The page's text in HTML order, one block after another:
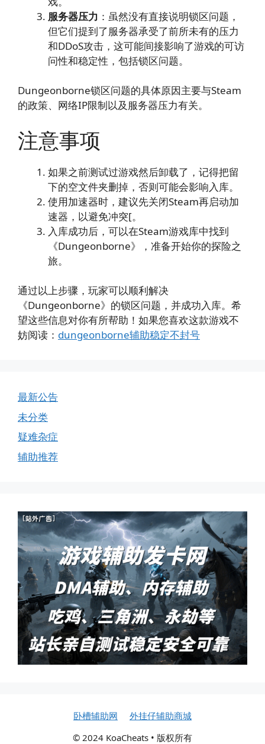
服务器压力 ：虽然没有直接说明锁区问题，
但它们提到了服务器承受了前所未有的压力
和DDoS攻击，这可能间接影响了游戏的可访
问性和稳定性，包括锁区问题。
Dungeonborne锁区问题的具体原因主要与Steam
的政策、网络IP限制以及服务器压力有关。
注意事项
如果之前测试过游戏然后卸载了，记得把留
下的空文件夹删掉，否则可能会影响入库。
使用加速器时，建议先关闭Steam再启动加
速器，以避免冲突[。
入库成功后，可以在Steam游戏库中找到
《Dungeonborne》，准备开始你的探险之
旅。
通过以上步骤，玩家可以顺利解决
《Dungeonborne》的锁区问题，并成功入库。希
望这些信息对你有所帮助！如果您喜欢这款游戏不
妨阅读： dungeonborne辅助稳定不封号
最新公告
未分类
疑难杂症
辅助推荐
卧槽辅助网
外挂仔辅助商城
© 2024 KoaCheats • 版权所有